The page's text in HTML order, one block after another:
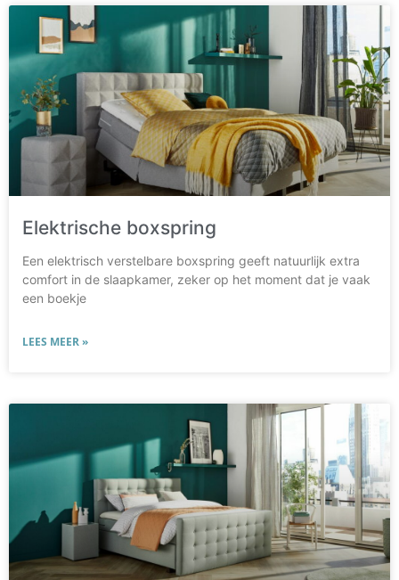
Elektrische boxspring
Een elektrisch verstelbare boxspring geeft natuurlijk extra
comfort in de slaapkamer, zeker op het moment dat je vaak
een boekje
LEES MEER »